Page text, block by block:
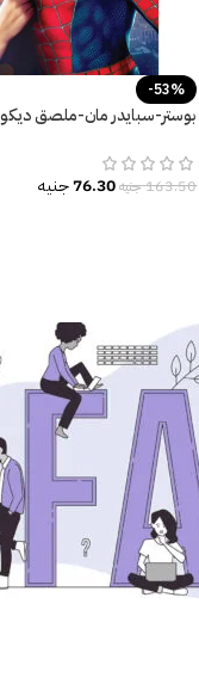
-53%
163.50جنيه76.30جنيه